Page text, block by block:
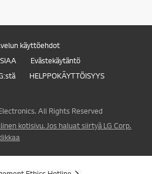
käyttöehdot
Evästekäytäntö
HELPPOKÄYTTÖISYYS
All Rights Reserved
kotisivu. Jos haluat siirtyä LG Corp.